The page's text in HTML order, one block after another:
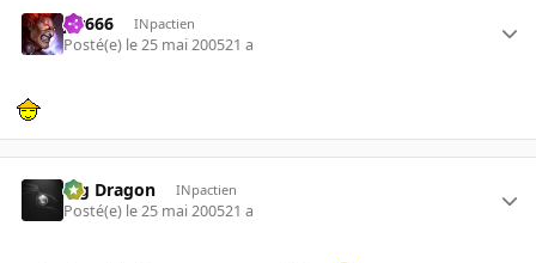
jer666 INpactien
Posté(e) le 25 mai 200521 a
Big Dragon INpactien
Posté(e) le 25 mai 200521 a